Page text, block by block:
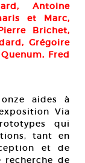
Antoine
et Marc,
Brichet,
Grégoire
Fred
aides à
Via
qui
tant en
et de
recherche de